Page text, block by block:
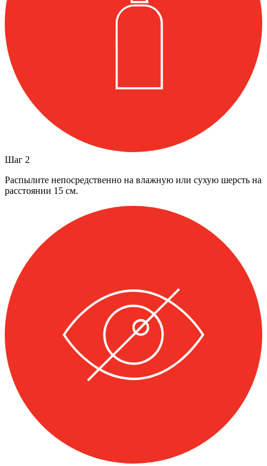
Шаг 2
Распылите непосредственно на влажную или сухую шерсть на
расстоянии 15 см.